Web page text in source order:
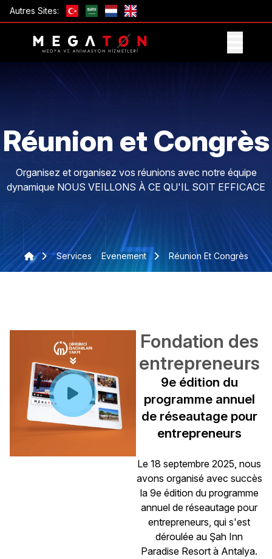
Autres Sites:
Réunion et Congrès
Organisez et organisez vos réunions avec notre équipe
dynamique NOUS VEILLONS À CE QU'IL SOIT EFFICACE
Services Evenement Réunion Et Congrès
Fondation des
entrepreneurs
9e édition du
programme annuel
de réseautage pour
entrepreneurs
Le 18 septembre 2025, nous
avons organisé avec succès
la 9e édition du programme
annuel de réseautage pour
entrepreneurs, qui s'est
déroulée au Şah Inn
Paradise Resort à Antalya.